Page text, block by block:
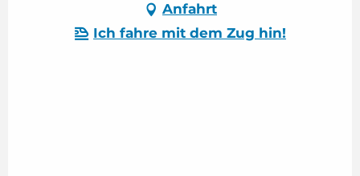
Anfahrt
Ich fahre mit dem Zug hin!